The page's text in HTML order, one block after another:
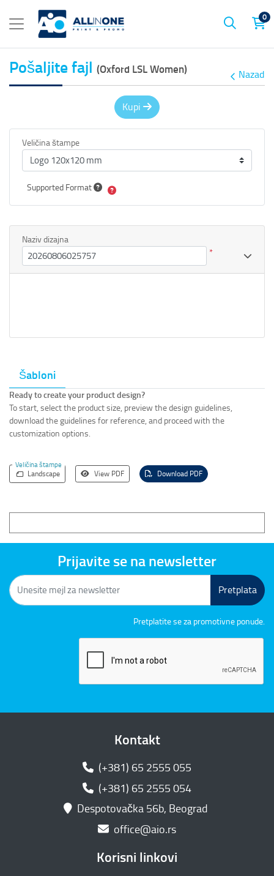
0
Pošaljite fajl (Oxford LSL Women) Nazad
Šabloni
Ready to create your product design?
To start, select the product size, preview the design guidelines,
download the guidelines for reference, and proceed with the
customization options.
Veličina štampe
Landscape View PDF Download PDF
Kupi
Veličina štampe
Supported Format
Naziv dizajna
*
Prijavite se na newsletter
Pretplata
Pretplatite se za promotivne ponude.
Kontakt
(+381) 65 2555 055
(+381) 65 2555 054
Despotovačka 56b, Beograd
office@aio.rs
Korisni linkovi